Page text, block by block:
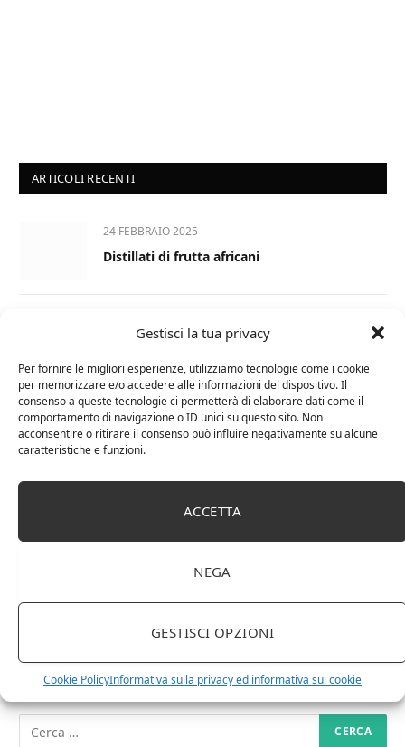
Gestisci la tua privacy
Per fornire le migliori esperienze, utilizziamo tecnologie come i cookie
per memorizzare e/o accedere alle informazioni del dispositivo. Il
consenso a queste tecnologie ci permetterà di elaborare dati come il
comportamento di navigazione o ID unici su questo sito. Non
acconsentire o ritirare il consenso può influire negativamente su alcune
caratteristiche e funzioni.
ACCETTA
NEGA
GESTISCI OPZIONI
Cookie PolicyInformativa sulla privacy ed informativa sui cookie
ARTICOLI RECENTI
24 FEBBRAIO 2025
Distillati di frutta africani
La Champagnerie: vini, bollicine, champagne,
distillati e food online
1 APRILE 2024
Differenza tra brandy e cognac: tutte le
curiosità
irlandesi
RICERCA NEL SITO